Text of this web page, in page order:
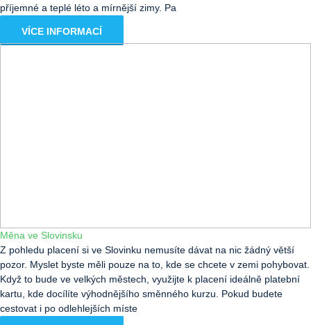
příjemné a teplé léto a mírnější zimy. Pa
VÍCE INFORMACÍ
Měna ve Slovinsku
Z pohledu placení si ve Slovinku nemusíte dávat na nic žádný větší
pozor. Myslet byste měli pouze na to, kde se chcete v zemi pohybovat.
Když to bude ve velkých městech, využijte k placení ideálně platební
kartu, kde docílíte výhodnějšího směnného kurzu. Pokud budete
cestovat i po odlehlejších míste